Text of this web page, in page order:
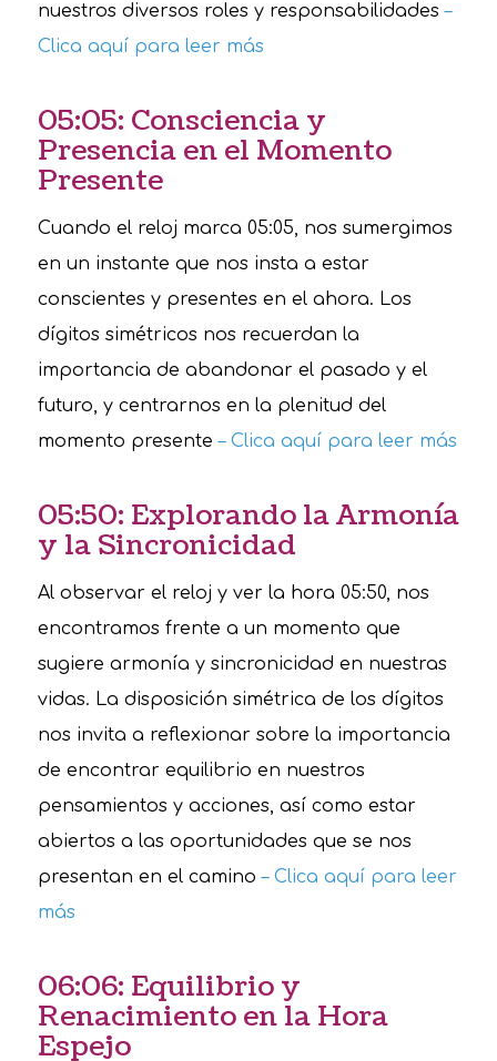
nuestros diversos roles y responsabilidades–
Clica aquí para leer más
05:05: Consciencia y
Presencia en el Momento
Presente
Cuando el reloj marca 05:05, nos sumergimos
en un instante que nos insta a estar
conscientes y presentes en el ahora. Los
dígitos simétricos nos recuerdan la
importancia de abandonar el pasado y el
futuro, y centrarnos en la plenitud del
momento presente– Clica aquí para leer más
05:50: Explorando la Armonía
y la Sincronicidad
Al observar el reloj y ver la hora 05:50, nos
encontramos frente a un momento que
sugiere armonía y sincronicidad en nuestras
vidas. La disposición simétrica de los dígitos
nos invita a reflexionar sobre la importancia
de encontrar equilibrio en nuestros
pensamientos y acciones, así como estar
abiertos a las oportunidades que se nos
presentan en el camino– Clica aquí para leer
más
06:06: Equilibrio y
Renacimiento en la Hora
Espejo